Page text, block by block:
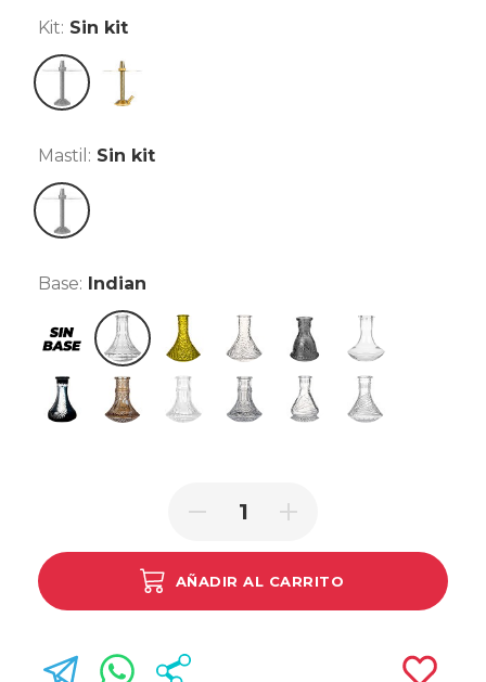
Kit: Sin kit
Sin kit Kit Pro Gold
Mastil: Sin kit
Sin kit
Base: Indian
Sin baseIndian Lowpoly Amarillo
Lowpoly ClearMicro tallada smoked
Mini Clear
Mini Frozen Black
Mini Glass A Amber
Mini Glass B Clear
Mini Glass C Clear
Mini Glass F Clear
Tallada Mariposa
AÑADIR AL CARRITO